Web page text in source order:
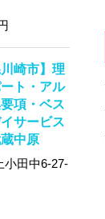
川崎市】理
ト・アル
項・ベス
サービス
中原
小田中6-27-